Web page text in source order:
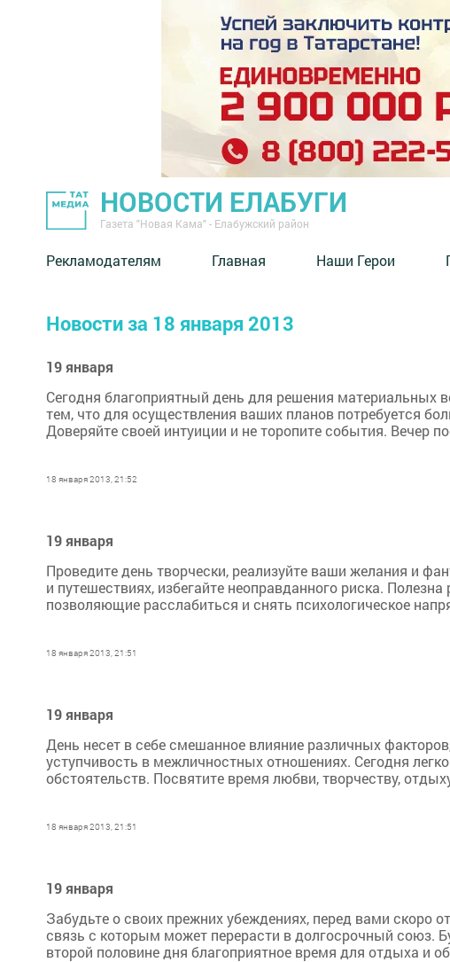
НОВОСТИ ЕЛАБУГИ
Газета "Новая Кама" - Елабужский район
Рекламодателям Главная Наши Герои
Новости за 18 января 2013
19 января
Сегодня благоприятный день для решения материальных
тем, что для осуществления ваших планов потребуется
Доверяйте своей интуиции и не торопите события. Вечер
18 января 2013, 21:52
19 января
Проведите день творчески, реализуйте ваши желания и
и путешествиях, избегайте неоправданного риска.
позволяющие расслабиться и снять психологическое
18 января 2013, 21:51
19 января
День несет в себе смешанное влияние различных
уступчивость в межличностных отношениях. Сегодня
обстоятельств. Посвятите время любви, творчеству,
18 января 2013, 21:51
19 января
Забудьте о своих прежних убеждениях, перед вами
связь с которым может перерасти в долгосрочный союз.
второй половине дня благоприятное время для отдыха и